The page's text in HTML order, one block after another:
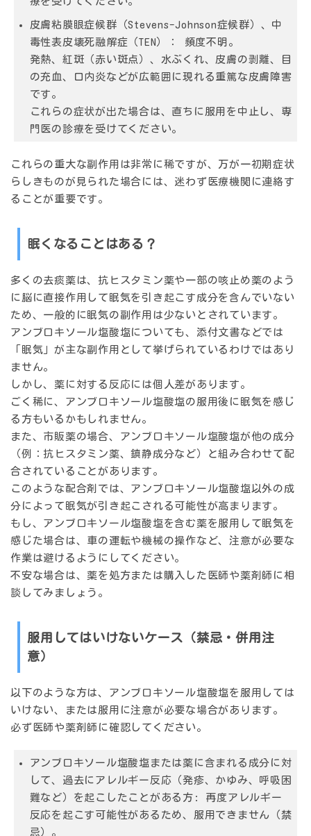
皮膚粘膜眼症候群（Stevens-Johnson症候群）、中
毒性表皮壊死融解症（TEN）：
頻度不明。
発熱、紅斑（赤い斑点）、水ぶくれ、皮膚の剥離、目
の充血、口内炎などが広範囲に現れる重篤な皮膚障害
です。
これらの症状が出た場合は、直ちに服用を中止し、専
門医の診療を受けてください。
これらの重大な副作用は非常に稀ですが、万が一初期症状
らしきものが見られた場合には、迷わず医療機関に連絡す
ることが重要です。
眠くなることはある？
多くの去痰薬は、抗ヒスタミン薬や一部の咳止め薬のよう
に脳に直接作用して眠気を引き起こす成分を含んでいない
ため、一般的に眠気の副作用は少ないとされています。
アンブロキソール塩酸塩についても、添付文書などでは
「眠気」が主な副作用として挙げられているわけではあり
ません。
しかし、薬に対する反応には個人差があります。
ごく稀に、アンブロキソール塩酸塩の服用後に眠気を感じ
る方もいるかもしれません。
また、市販薬の場合、アンブロキソール塩酸塩が他の成分
（例：抗ヒスタミン薬、鎮静成分など）と組み合わせて配
合されていることがあります。
このような配合剤では、アンブロキソール塩酸塩以外の成
分によって眠気が引き起こされる可能性が高まります。
もし、アンブロキソール塩酸塩を含む薬を服用して眠気を
感じた場合は、車の運転や機械の操作など、注意が必要な
作業は避けるようにしてください。
不安な場合は、薬を処方または購入した医師や薬剤師に相
談してみましょう。
服用してはいけないケース（禁忌・併用注
意）
以下のような方は、アンブロキソール塩酸塩を服用しては
いけない、または服用に注意が必要な場合があります。
必ず医師や薬剤師に確認してください。
アンブロキソール塩酸塩または薬に含まれる成分に対
して、過去にアレルギー反応（発疹、かゆみ、呼吸困
難など）を起こしたことがある方:
再度アレルギー
反応を起こす可能性があるため、服用できません（禁
忌）。